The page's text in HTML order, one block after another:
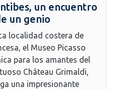
un encuentro
un genio
localidad costera de
el Museo Picasso
para los amantes del
Château Grimaldi,
una impresionante